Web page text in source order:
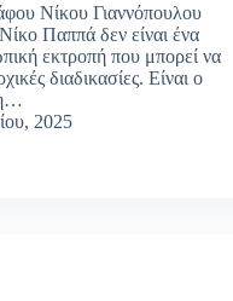
Νίκου Γιαννόπουλου
Παππά δεν είναι ένα
εκτροπή που μπορεί να
διαδικασίες. Είναι ο
2025